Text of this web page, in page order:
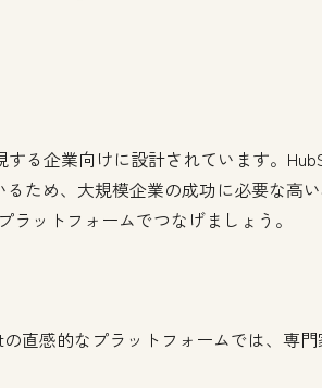
る企業向けに設計されています。
ため、大規模企業の成功に必要な高
ットフォームでつなげましょう。
直感的なプラットフォームでは、専